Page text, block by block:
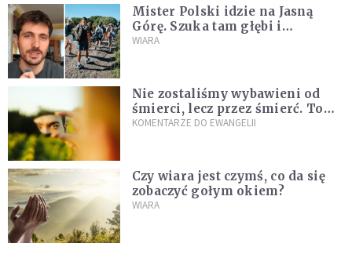
Mister Polski idzie na Jasną
Górę. Szuka tam głębi i
spotkania
WIARA
Nie zostaliśmy wybawieni od
śmierci, lecz przez śmierć. To
jedna z największych tajemnic
KOMENTARZE DO EWANGELII
Czy wiara jest czymś, co da się
zobaczyć gołym okiem?
WIARA